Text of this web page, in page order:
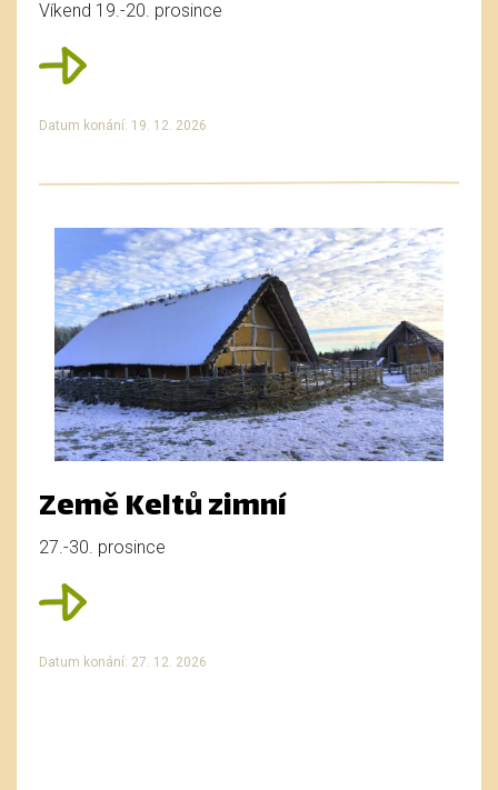
Víkend 19.-20. prosince
Datum konání: 19. 12. 2026
Země Keltů zimní
27.-30. prosince
Datum konání: 27. 12. 2026